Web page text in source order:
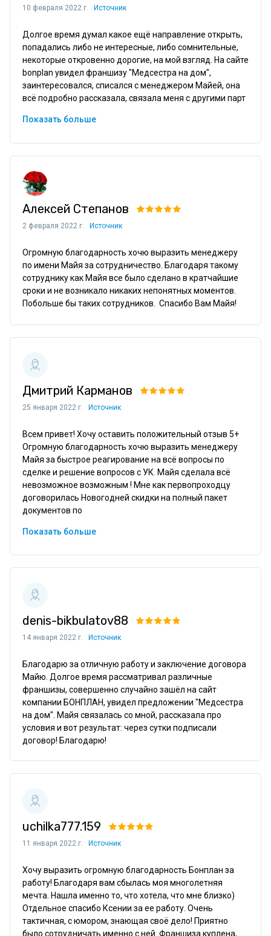
10 февраля 2022 г. Источник
Долгое время думал какое ещё направление открыть,
попадались либо не интересные, либо сомнительные,
некоторые откровенно дорогие, на мой взгляд. На сайте
bonplan увидел франшизу "Медсестра на дом",
заинтересовался, списался с менеджером Майей, она
всё подробно рассказала, связала меня с другими парт
Показать больше
Алексей Степанов
2 февраля 2022 г. Источник
Огромную благодарность хочю выразить менеджеру
по имени Майя за сотрудничество. Благодаря такому
сотруднику как Майя все было сделано в кратчайшие
сроки и не возникало никаких непонятных моментов.
Побольше бы таких сотрудников.  Спасибо Вам Майя!
Дмитрий Карманов
25 января 2022 г. Источник
Всем привет! Хочу оставить положительный отзыв 5+
Огромную благодарность хочю выразить менеджеру
Майя за быстрое реагирование на всё вопросы по
сделке и решение вопросов с УК. Майя сделала всё
невозможное возможным ! Мне как первопроходцу
договорилась Новогодней скидки на полный пакет
документов по
Показать больше
denis-bikbulatov88
14 января 2022 г. Источник
Благодарю за отличную работу и заключение договора
Майю. Долгое время рассматривал различные
франшизы, совершенно случайно зашёл на сайт
компании БОНПЛАН, увидел предложении "Медсестра
на дом". Майя связалась со мной, рассказала про
условия и вот результат: через сутки подписали
договор! Благодарю!
uchilka777.159
11 января 2022 г. Источник
Хочу выразить огромную благодарность Бонплан за
работу! Благодаря вам сбылась моя многолетняя
мечта. Нашла именно то, что хотела, что мне близко)
Отдельное спасибо Ксении за ее работу. Очень
тактичная, с юмором, знающая своё дело! Приятно
было сотрудничать именно с ней. Франшиза куплена,